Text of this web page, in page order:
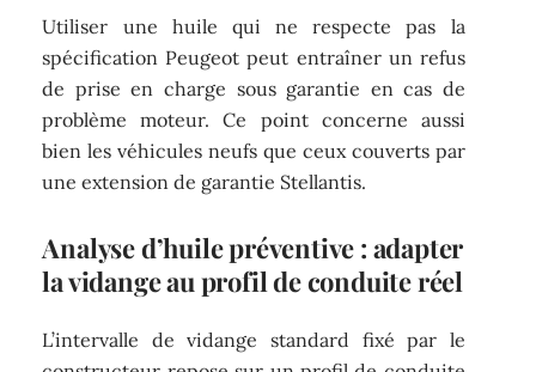
Utiliser une huile qui ne respecte pas la
spécification Peugeot peut entraîner un refus
de prise en charge sous garantie en cas de
problème moteur. Ce point concerne aussi
bien les véhicules neufs que ceux couverts par
une extension de garantie Stellantis.
Analyse d’huile préventive : adapter
la vidange au profil de conduite réel
L’intervalle de vidange standard fixé par le